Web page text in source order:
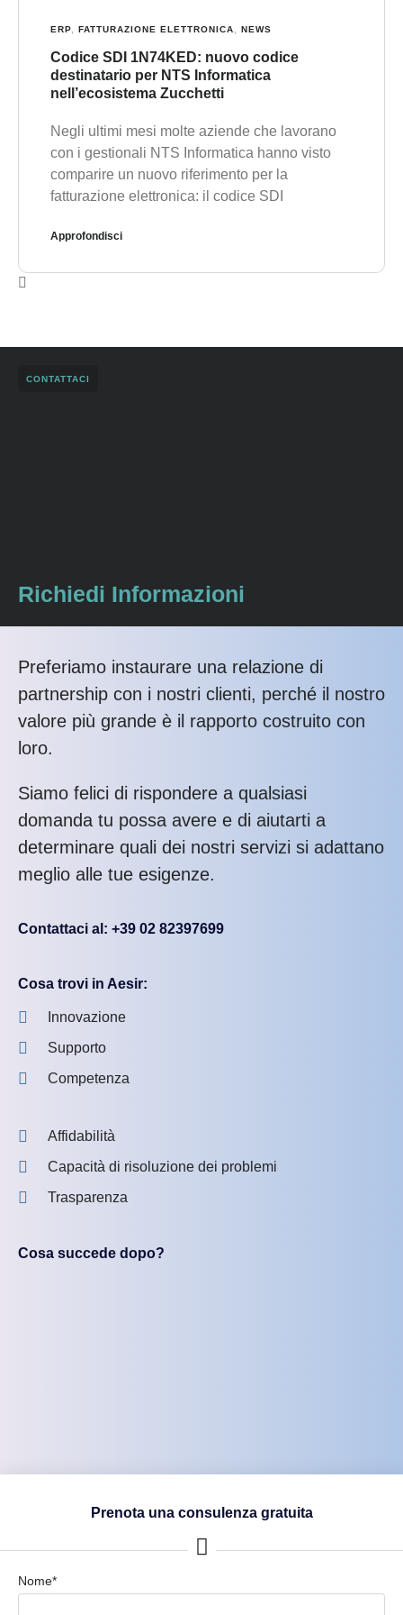
ERP FATTURAZIONE ELETTRONICA NEWS
Codice SDI 1N74KED: nuovo codice
destinatario per NTS Informatica
nell’ecosistema Zucchetti
Negli ultimi mesi molte aziende che lavorano
con i gestionali NTS Informatica hanno visto
comparire un nuovo riferimento per la
fatturazione elettronica: il codice SDI
Approfondisci
CONTATTACI
Richiedi Informazioni
Preferiamo instaurare una relazione di
partnership con i nostri clienti, perché il nostro
valore più grande è il rapporto costruito con
loro.
Siamo felici di rispondere a qualsiasi
domanda tu possa avere e di aiutarti a
determinare quali dei nostri servizi si adattano
meglio alle tue esigenze.
Contattaci al: +39 02 82397699
Cosa trovi in Aesir:
Innovazione
Supporto
Competenza
Affidabilità
Capacità di risoluzione dei problemi
Trasparenza
Cosa succede dopo?
Prenota una consulenza gratuita
Nome*